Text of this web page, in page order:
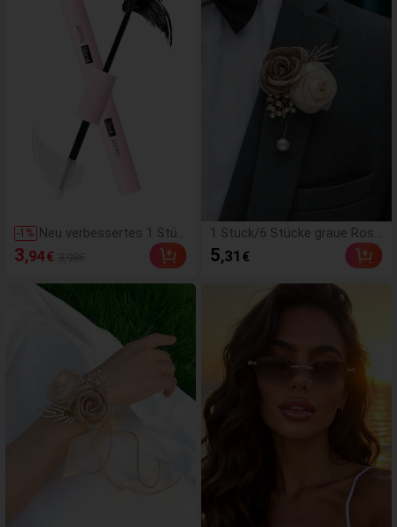
-1 % Neu verbessertes 1 Stüc
k 5ml+5ml Wimpernklebe
r, wasserfester doppelsei
tärkt künstliche Wimper
n, erzeugt perfektes Mak
e-up, ein Muss
3,94€
ie nächtliche Haarpflege, wei
ch und eng anliegend für das
Haar, Friseursalon Haarpflege
produkte und Accessoires, ä
1 Stück/6 Stücke graue Rose
nknospe aus Legierung Premi
um Corsage geeignet für Brä
autjungfer Hochzeit Dekorati
on, Party, Veranstaltung, Abe
ndbankett
5,31 €